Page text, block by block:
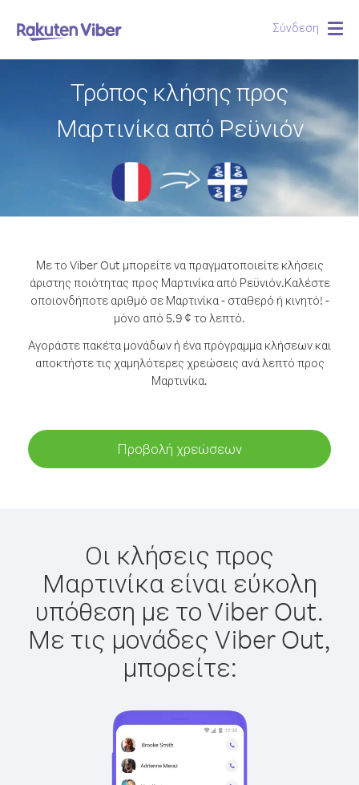
Σύνδεση
Τρόπος κλήσης προς
Μαρτινίκα από Ρεϋνιόν
Με το Viber Out μπορείτε να πραγματοποιείτε κλήσεις
άριστης ποιότητας προς Μαρτινίκα από Ρεϋνιόν.Καλέστε
οποιονδήποτε αριθμό σε Μαρτινίκα - σταθερό ή κινητό! -
μόνο από 5.9 ¢ το λεπτό.
Αγοράστε πακέτα μονάδων ή ένα πρόγραμμα κλήσεων και
αποκτήστε τις χαμηλότερες χρεώσεις ανά λεπτό προς
Μαρτινίκα.
Προβολή χρεώσεων
Οι κλήσεις προς
Μαρτινίκα είναι εύκολη
υπόθεση με το Viber Out.
Με τις μονάδες Viber Out,
μπορείτε: